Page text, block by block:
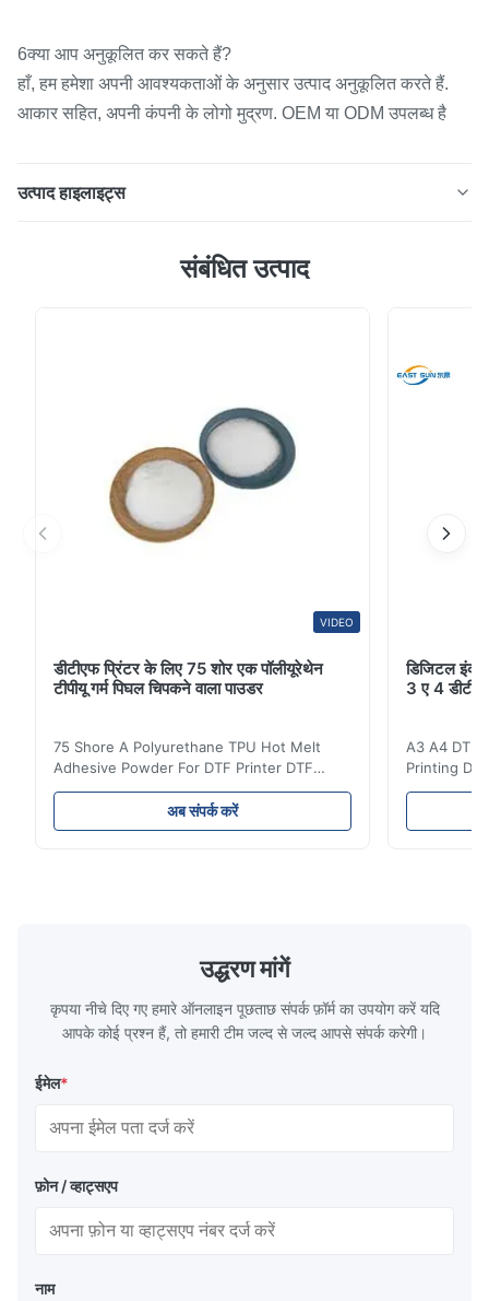
6क्या आप अनुकूलित कर सकते हैं?
हाँ, हम हमेशा अपनी आवश्यकताओं के अनुसार उत्पाद अनुकूलित करते हैं.
आकार सहित, अपनी कंपनी के लोगो मुद्रण. OEM या ODM उपलब्ध है
उत्पाद हाइलाइट्स
दोहरे रंग उच्च तन्यता छील बल बहु चक्र धोने के लिए प्रतिरोधी पाउडर
संबंधित उत्पाद
VIDEO
डीटीएफ प्रिंटर के लिए 75 शोर एक पॉलीयूरेथेन
टीपीयू गर्म पिघल चिपकने वाला पाउडर
75 Shore A Polyurethane TPU Hot Melt
Adhesive Powder For DTF Printer DTF
Powder Technical Parameters Bonding
Parameters ( reference only) Temperature
110-130℃ Press 0.5-1.5 kg/cm2 Time 8-20
अब संपर्क करें
डिजिटल
3 ए 4
A3 A4 DTF
Printing
application
pattern
उद्धरण मांगें
कृपया नीचे दिए गए हमारे ऑनलाइन पूछताछ संपर्क फ़ॉर्म का उपयोग करें यदि
आपके कोई प्रश्न हैं, तो हमारी टीम जल्द से जल्द आपसे संपर्क करेगी।
ईमेल*
फ़ोन / व्हाट्सएप
नाम